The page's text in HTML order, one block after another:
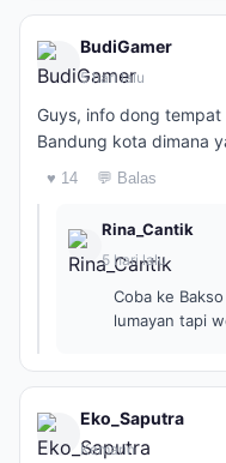
BudiGamer
5 hari lalu
Guys, info dong
Bandung kota dimana
♥ 14 💬 Balas
Rina_Cantik
5 hari lalu
Coba ke
lumayan tapi
Eko_Saputra
Kemarin